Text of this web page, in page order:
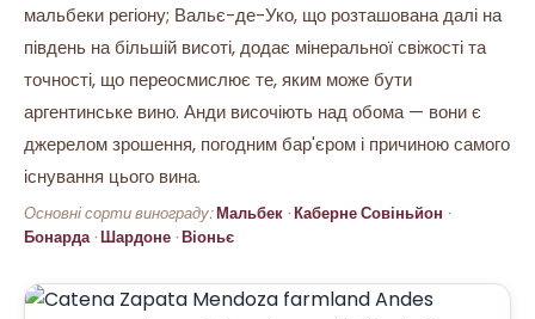
мальбеки регіону; Вальє-де-Уко, що розташована далі на
південь на більшій висоті, додає мінеральної свіжості та
точності, що переосмислює те, яким може бути
аргентинське вино. Анди височіють над обома — вони є
джерелом зрошення, погодним бар'єром і причиною самого
існування цього вина.
Основні сорти винограду:Мальбек ·Каберне Совіньйон ·
Бонарда·Шардоне ·Віоньє